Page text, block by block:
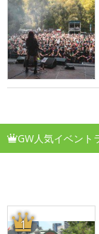
GW人気イベント
1